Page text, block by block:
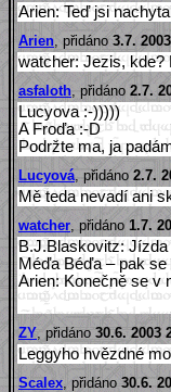
Arien: Teď jsi
Arien , přidáno 3.7.
watcher: Jezis, kde?
asfaloth , přidáno 2.7.
Lucyova :-)))))
A Froďa :-D
Podržte ma, ja
Lucyová , přidáno 2.7.
Mě teda nevadí ani
watcher , přidáno 1.7.
B.J.Blaskovitz: Jízda
Méďa Béďa – pak
Arien: Konečně se v
ZY , přidáno 30.6. 2003
Leggyho hvězdné
Scalex , přidáno 30.6.